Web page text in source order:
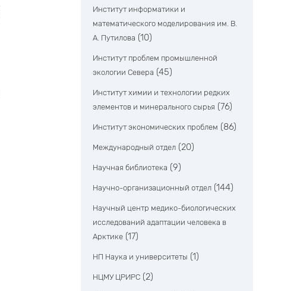
Институт информатики и
математического моделирования им. В.
А. Путилова (10)
Институт проблем промышленной
экологии Севера (45)
Институт химии и технологии редких
элементов и минерального сырья (76)
Институт экономических проблем (86)
Международный отдел (20)
Научная библиотека (9)
Научно-организационный отдел (144)
Научный центр медико-биологических
исследований адаптации человека в
Арктике (17)
НП Наука и университеты (1)
НЦМУ ЦРИРС (2)